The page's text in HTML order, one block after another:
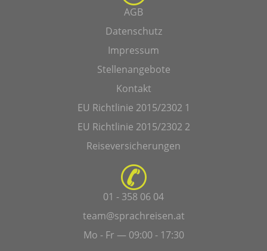
AGB
Datenschutz
Impressum
Stellenangebote
Kontakt
EU Richtlinie 2015/2302 1
EU Richtlinie 2015/2302 2
Reiseversicherungen
01 - 358 06 04
team@sprachreisen.at
Mo - Fr — 09:00 - 17:30